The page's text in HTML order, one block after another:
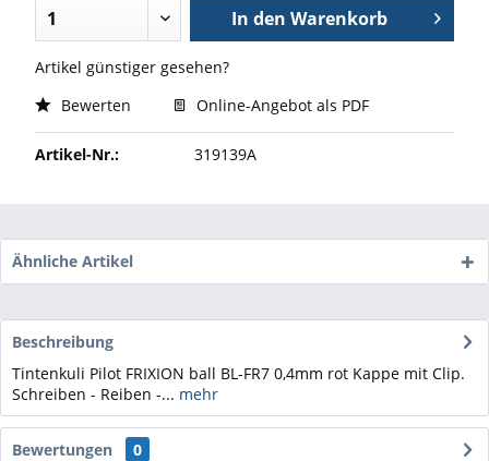
In den Warenkorb
Artikel günstiger gesehen?
Bewerten
Online-Angebot als PDF
Artikel-Nr.: 319139A
Ähnliche Artikel
Beschreibung
Tintenkuli Pilot FRIXION ball BL-FR7 0,4mm rot Kappe mit Clip.
Schreiben - Reiben -... mehr
Bewertungen
0